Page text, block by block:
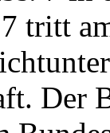
tritt
Der